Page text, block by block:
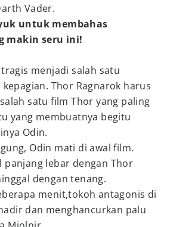
Vader.
untuk membahas
makin seru ini!
menjadi salah satu
Thor Ragnarok harus
satu film Thor yang paling
yang membuatnya begitu
Odin.
Odin mati di awal film.
panjang lebar dengan Thor
dengan tenang.
menit,tokoh antagonis di
dan menghancurkan palu